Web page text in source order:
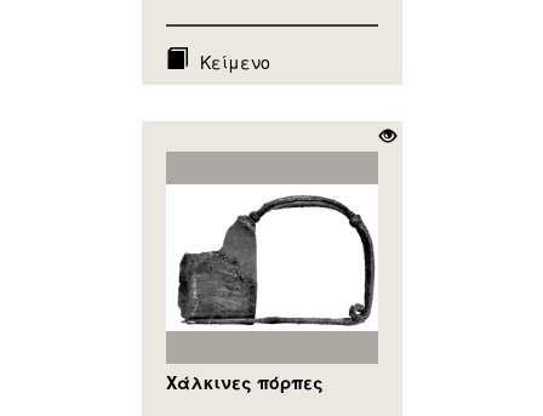
Κείμενο
Χάλκινες πόρπες